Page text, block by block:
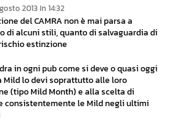
2013 In 14:32
del CAMRA non è mai parsa a
di alcuni stili, quanto di salvaguardia di
estinzione
in ogni pub come si deve o quasi oggi
Mild lo devi soprattutto alle loro
(tipo Mild Month) e alla scelta di
consistentemente le Mild negli ultimi